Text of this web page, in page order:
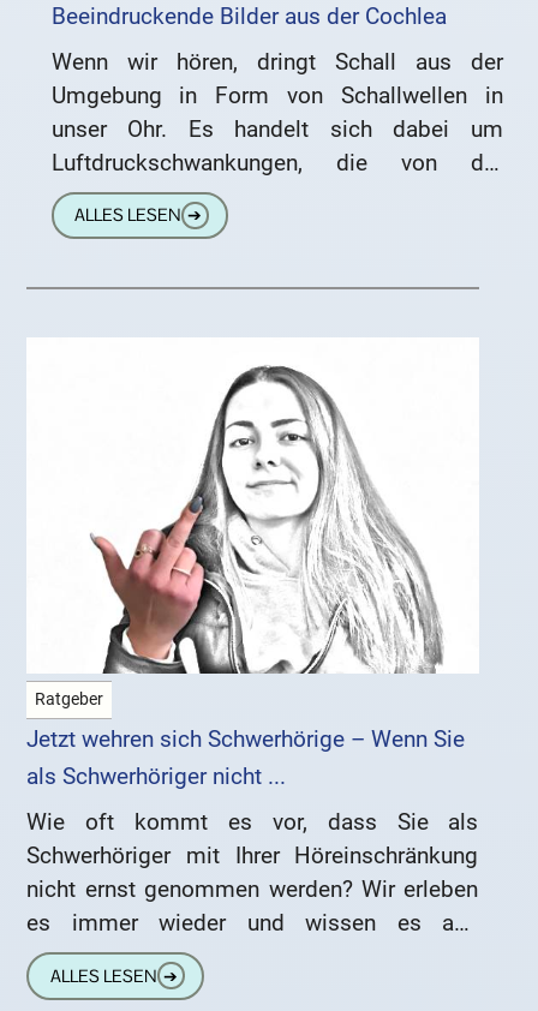
Beeindruckende Bilder aus der Cochlea
Wenn wir hören, dringt Schall aus der
Umgebung in Form von Schallwellen in
unser Ohr. Es handelt sich dabei um
Luftdruckschwankungen, die von der
Ohrmuschel aufgefangen und durch den
Gehörgang
ALLES LESEN ➔
Ratgeber
Jetzt wehren sich Schwerhörige – Wenn Sie
als Schwerhöriger nicht ...
Wie oft kommt es vor, dass Sie als
Schwerhöriger mit Ihrer Höreinschränkung
nicht ernst genommen werden? Wir erleben
es immer wieder und wissen es aus
hunderten von Anrufen und Zuschriften.
ALLES LESEN ➔